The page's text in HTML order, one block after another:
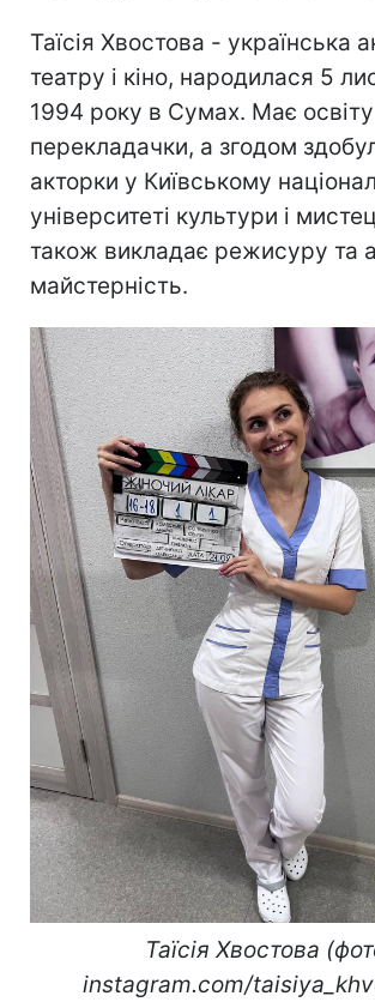
Таїсія Хвостова - українська
театру і кіно, народилася 5
1994 року в Сумах. Має освіту
перекладачки, а згодом
акторки у Київському
університеті культури і
також викладає режисуру та
майстерність.
Таїсія Хвостова
instagram.com/